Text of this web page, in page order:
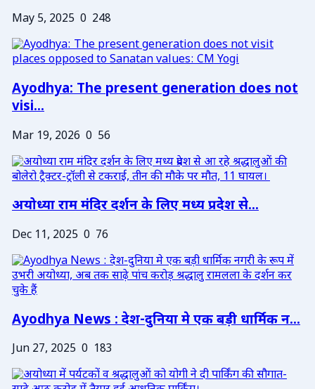
May 5, 2025 0 248
Ayodhya: The present generation does not
visi...
Mar 19, 2026 0 56
अयोध्या राम मंदिर दर्शन के लिए मध्य प्रदेश से...
Dec 11, 2025 0 76
Ayodhya News : देश-दुनिया मे एक बड़ी धार्मिक न...
Jun 27, 2025 0 183